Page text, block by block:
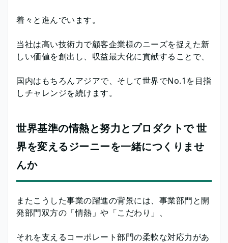
着々と進んでいます。
当社は高い技術力で顧客企業様のニーズを捉えた新
しい価値を創出し、収益最大化に貢献することで、
国内はもちろんアジアで、そして世界でNo.1を目指
しチャレンジを続けます。
世界基準の情熱と努力とプロダクトで 世
界を変えるジーニーを一緒につくりませ
んか
またこうした事業の躍進の背景には、事業部門と開
発部門双方の「情熱」や「こだわり」、
それを支えるコーポレート部門の柔軟な対応力があ